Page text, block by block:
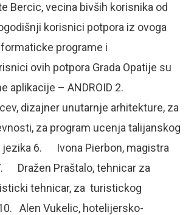
Bercic, vecina bivših korisnika od
korisnici potpora iz ovoga
programe i
ovih potpora Grada Opatije su
aplikacije – ANDROID 2.
dizajner unutarnje arhitekture, za
za program ucenja talijanskog
6. Ivona Pierbon, magistra
Dražen Praštalo, tehnicar za
tehnicar, za turistickog
Alen Vukelic, hotelijersko-